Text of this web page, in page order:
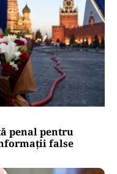
penal pentru
false